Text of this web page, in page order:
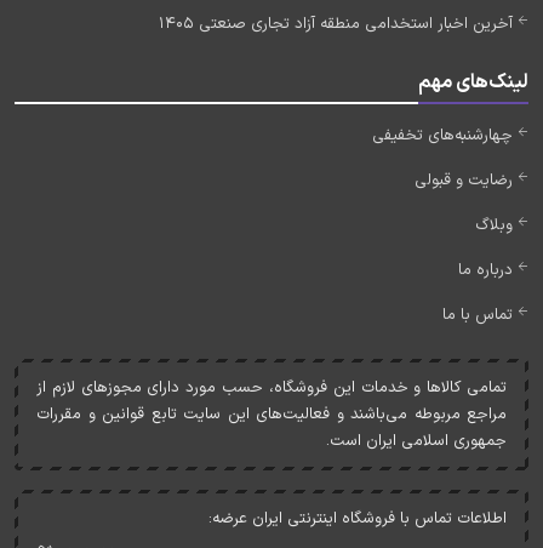
آخرین اخبار استخدامی منطقه آزاد تجاری صنعتی 1405
لینک‌های مهم
چهارشنبه‌های تخفیفی
رضایت و قبولی
وبلاگ
درباره ما
تماس با ما
تمامی کالاها و خدمات اين فروشگاه، حسب مورد دارای مجوزهای لازم از
مراجع مربوطه می‌باشند و فعاليت‌های اين سايت تابع قوانين و مقررات
جمهوری اسلامی ايران است.
اطلاعات تماس با فروشگاه اینترنتی ایران عرضه: